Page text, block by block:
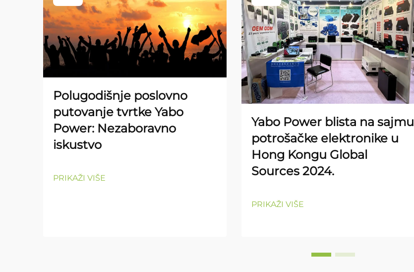
Polugodišnje poslovno
putovanje tvrtke Yabo
Power: Nezaboravno
iskustvo
PRIKAŽI VIŠE
Yabo Power blista na sajmu
potrošačke elektronike u
Hong Kongu Global
Sources 2024.
PRIKAŽI VIŠE